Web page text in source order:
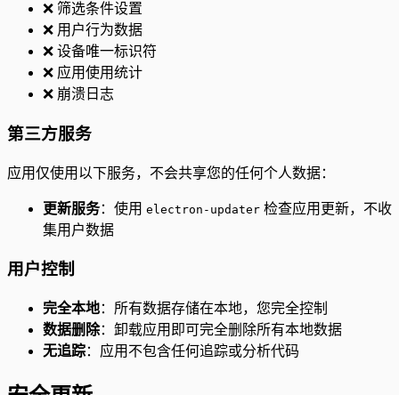
❌ 筛选条件设置
❌ 用户行为数据
❌ 设备唯一标识符
❌ 应用使用统计
❌ 崩溃日志
第三方服务
应用仅使用以下服务，不会共享您的任何个人数据：
更新服务：使用 electron-updater 检查应用更新，不收
集用户数据
用户控制
完全本地：所有数据存储在本地，您完全控制
数据删除：卸载应用即可完全删除所有本地数据
无追踪：应用不包含任何追踪或分析代码